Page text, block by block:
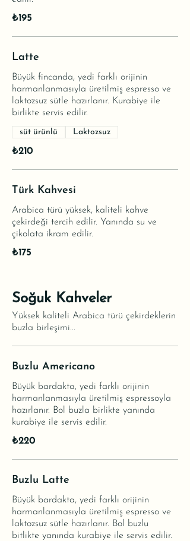
₺195
Latte
Büyük fincanda, yedi farklı orijinin
harmanlanmasıyla üretilmiş espresso ve
laktozsuz sütle hazırlanır. Kurabiye ile
birlikte servis edilir.
₺210
süt ürünlü Laktozsuz
Türk Kahvesi
Arabica türü yüksek, kaliteli kahve
çekirdeği tercih edilir. Yanında su ve
çikolata ikram edilir.
₺175
Soğuk Kahveler
Yüksek kaliteli Arabica türü çekirdeklerin
buzla birleşimi...
Buzlu Americano
Büyük bardakta, yedi farklı orijinin
harmanlanmasıyla üretilmiş espressoyla
hazırlanır. Bol buzla birlikte yanında
kurabiye ile servis edilir.
₺220
Buzlu Latte
Büyük bardakta, yedi farklı orijinin
harmanlanmasıyla üretilmiş espresso ve
laktozsuz sütle hazırlanır. Bol buzlu
bitlikte yanında kurabiye ile servis edilir.